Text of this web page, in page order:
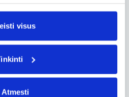
visus
Atmesti
gydyklos) griuvėsius.
šioje šventykloje
kaip žymiausio
Salos sostinėje Kose
Šv. Jono riterių
buvo įsikūrę netoliese
statytą XIV a. tvirtovę,
priešų.